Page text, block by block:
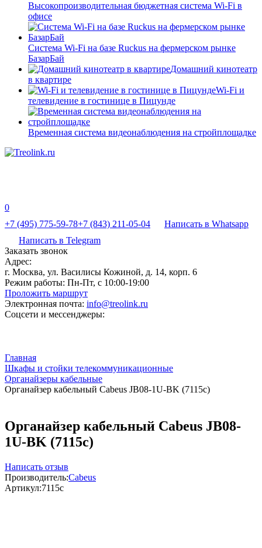
Высокопроизводительная бюджетная система Wi-Fi в
офисе
Система Wi-Fi на базе Ruckus на фермерском рынке
БазарБай
Домашний кинотеатр
в квартире
Wi-Fi и
телевидение в гостинице в Пицунде
Временная система видеонаблюдения на стройплощадке
0
+7 (495) 775-59-78+7 (843) 211-05-04
Написать в Whatsapp
Написать в Telegram
Заказать звонок
Адрес:
г. Москва, ул. Василисы Кожиной, д. 14, корп. 6
Режим работы: Пн-Пт, с 10:00-19:00
Проложить маршрут
Электронная почта: info@treolink.ru
Соцсети и мессенджеры:
Главная
Шкафы и стойки телекоммуникационные
Органайзеры кабельные
Органайзер кабельный Cabeus JB08-1U-BK (7115c)
Органайзер кабельный Cabeus JB08-
1U-BK (7115c)
Написать отзыв
Производитель:Cabeus
Артикул:7115c